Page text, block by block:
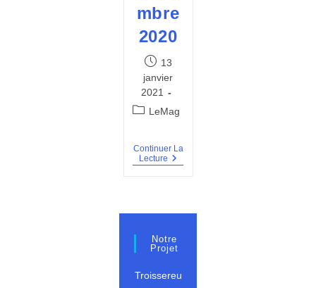
mbre
2020
Publication
publiée :
13
janvier
2021
PostLeMag
Continuer La
Lecture BVT
Notre
Projet
Troissereu